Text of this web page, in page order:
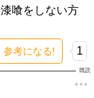
喰をしない方
参考になる! 1